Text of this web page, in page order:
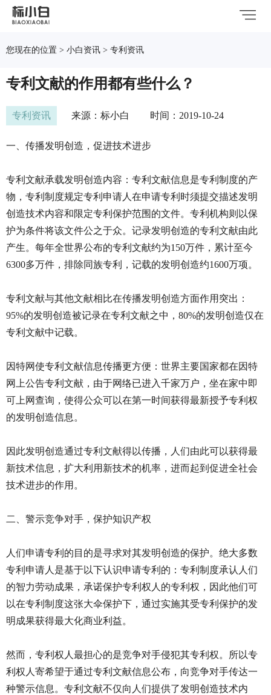
您现在的位置 > 小白资讯 > 专利资讯
专利文献的作用都有些什么？
专利资讯 来源：标小白 时间：2019-10-24
一、传播发明创造，促进技术进步
专利文献承载发明创造内容：专利文献信息是专利制度的产
物，专利制度规定专利申请人在申请专利时须提交描述发明
创造技术内容和限定专利保护范围的文件。专利机构则以保
护为条件将该文件公之于众。记录发明创造的专利文献由此
产生。每年全世界公布的专利文献约为150万件，累计至今
6300多万件，排除同族专利，记载的发明创造约1600万项。
专利文献与其他文献相比在传播发明创造方面作用突出：
95%的发明创造被记录在专利文献之中，80%的发明创造仅在
专利文献中记载。
因特网使专利文献信息传播更方便：世界主要国家都在因特
网上公告专利文献，由于网络已进入千家万户，坐在家中即
可上网查询，使得公众可以在第一时间获得最新授予专利权
的发明创造信息。
因此发明创造通过专利文献得以传播，人们由此可以获得最
新技术信息，扩大利用新技术的机率，进而起到促进全社会
技术进步的作用。
二、警示竞争对手，保护知识产权
人们申请专利的目的是寻求对其发明创造的保护。绝大多数
专利申请人是基于以下认识申请专利的：专利制度承认人们
的智力劳动成果，承诺保护专利权人的专利权，因此他们可
以在专利制度这张大伞保护下，通过实施其受专利保护的发
明成果获得最大化商业利益。
然而，专利权人最担心的是竞争对手侵犯其专利权。所以专
利权人寄希望于通过专利文献信息公布，向竞争对手传达一
种警示信息。专利文献不仅向人们提供了发明创造技术内